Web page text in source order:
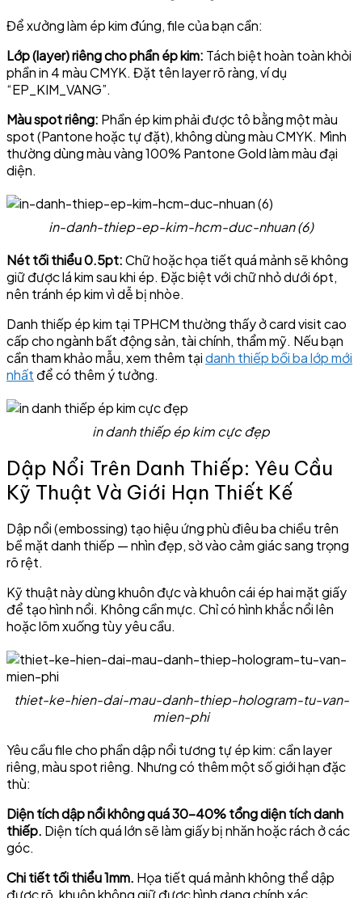
Để xưởng làm ép kim đúng, file của bạn cần:
Lớp (layer) riêng cho phần ép kim: Tách biệt hoàn toàn khỏi
phần in 4 màu CMYK. Đặt tên layer rõ ràng, ví dụ
“EP_KIM_VANG”.
Màu spot riêng: Phần ép kim phải được tô bằng một màu
spot (Pantone hoặc tự đặt), không dùng màu CMYK. Mình
thường dùng màu vàng 100% Pantone Gold làm màu đại
diện.
in-danh-thiep-ep-kim-hcm-duc-nhuan (6)
Nét tối thiểu 0.5pt:Chữ hoặc họa tiết quá mảnh sẽ không
giữ được lá kim sau khi ép. Đặc biệt với chữ nhỏ dưới 6pt,
nên tránh ép kim vì dễ bị nhòe.
Danh thiếp ép kim tại TPHCM thường thấy ở card visit cao
cấp cho ngành bất động sản, tài chính, thẩm mỹ. Nếu bạn
cần tham khảo mẫu, xem thêm tạidanh thiếp bồi ba lớp mới
nhất để có thêm ý tưởng.
in danh thiếp ép kim cực đẹp
Dập Nổi Trên Danh Thiếp: Yêu Cầu
Kỹ Thuật Và Giới Hạn Thiết Kế
Dập nổi (embossing) tạo hiệu ứng phù điêu ba chiều trên
bề mặt danh thiếp — nhìn đẹp, sờ vào cảm giác sang trọng
rõ rệt.
Kỹ thuật này dùng khuôn đực và khuôn cái ép hai mặt giấy
để tạo hình nổi. Không cần mực. Chỉ có hình khắc nổi lên
hoặc lõm xuống tùy yêu cầu.
thiet-ke-hien-dai-mau-danh-thiep-hologram-tu-van-
mien-phi
Yêu cầu file cho phần dập nổi tương tự ép kim: cần layer
riêng, màu spot riêng. Nhưng có thêm một số giới hạn đặc
thù:
Diện tích dập nổi không quá 30–40% tổng diện tích danh
thiếp. Diện tích quá lớn sẽ làm giấy bị nhăn hoặc rách ở các
góc.
Chi tiết tối thiểu 1mm. Họa tiết quá mảnh không thể dập